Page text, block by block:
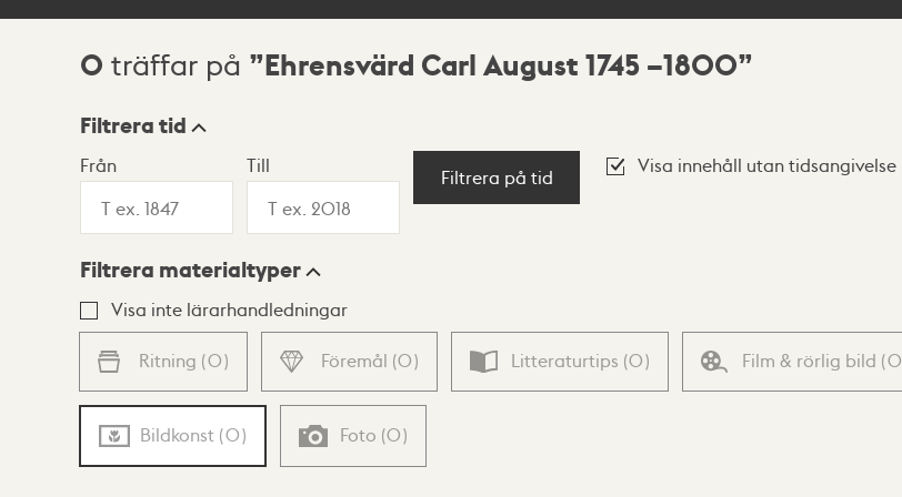
Sökresultat
0 träffar på Ehrensvärd Carl August 1745 –1800
Visningsläge
Lista Karta
Filtrera tid
Från Till
Filtrera på tid
Visa innehåll utan tidsangivelse
Filtrera materialtyper
Visa inte lärarhandledningar
Ritning (0) Föremål (0) Litteraturtips (0) Film & rörlig bild (0
Bildkonst (0) Foto (0)